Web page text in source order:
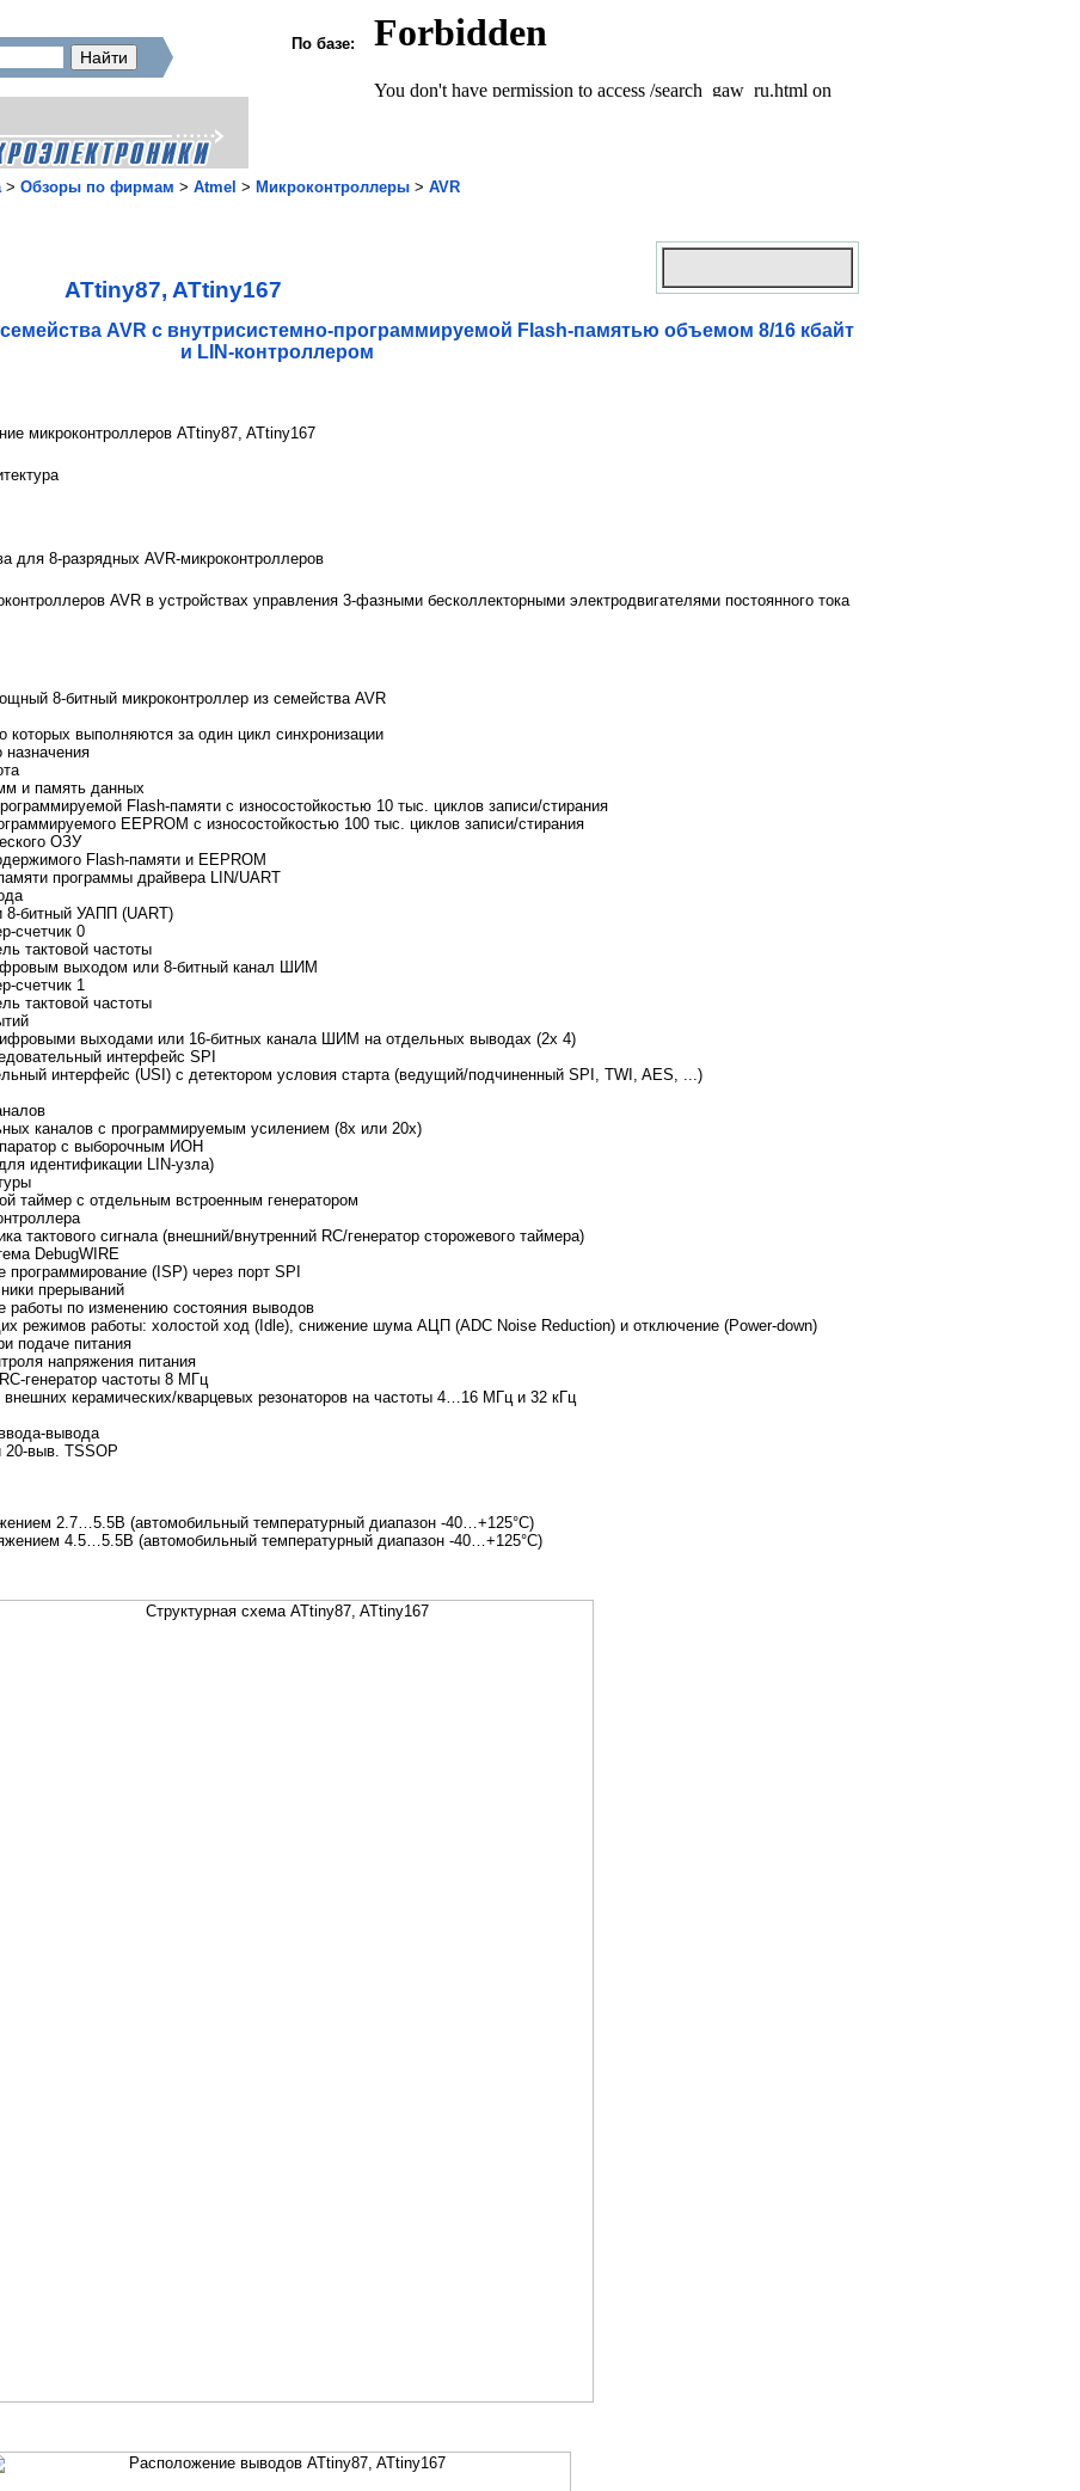
По базе:
> Обзоры по фирмам > Atmel > Микроконтроллеры > AVR
ATtiny87, ATtiny167
AVR с внутрисистемно-программируемой Flash-памятью объемом 8/16 кбайт
и LIN-контроллером
микроконтроллеров ATtiny87, ATtiny167
для 8-разрядных AVR-микроконтроллеров
AVR в устройствах управления 3-фазными бесколлекторными электродвигателями постоянного тока
8-битный микроконтроллер из семейства AVR
которых выполняются за один цикл синхронизации
назначения
и память данных
Flash-памяти с износостойкостью 10 тыс. циклов записи/стирания
EEPROM с износостойкостью 100 тыс. циклов записи/стирания
ОЗУ
Flash-памяти и EEPROM
программы драйвера LIN/UART
8-битный УАПП (UART)
счетчик 0
тактовой частоты
выходом или 8-битный канал ШИМ
счетчик 1
тактовой частоты
выходами или 16-битных канала ШИМ на отдельных выводах (2x 4)
интерфейс SPI
интерфейс (USI) с детектором условия старта (ведущий/подчиненный SPI, TWI, AES, ...)
каналов с программируемым усилением (8x или 20x)
с выборочным ИОН
идентификации LIN-узла)
таймер с отдельным встроенным генератором
тактового сигнала (внешний/внутренний RC/генератор сторожевого таймера)
DebugWIRE
программирование (ISP) через порт SPI
прерываний
работы по изменению состояния выводов
режимов работы: холостой ход (Idle), снижение шума АЦП (ADC Noise Reduction) и отключение (Power-down)
подаче питания
напряжения питания
генератор частоты 8 МГц
керамических/кварцевых резонаторов на частоты 4…16 МГц и 32 кГц
вывода
20-выв. TSSOP
2.7…5.5В (автомобильный температурный диапазон -40…+125°C)
4.5…5.5В (автомобильный температурный диапазон -40…+125°C)